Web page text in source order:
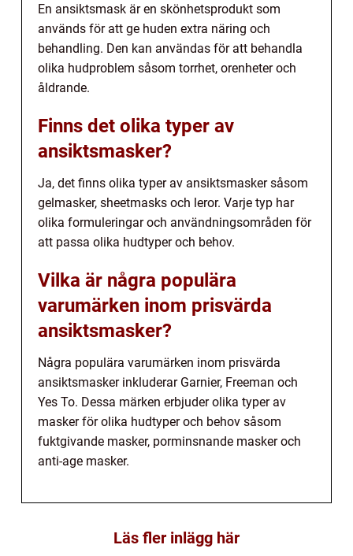
En ansiktsmask är en skönhetsprodukt som
används för att ge huden extra näring och
behandling. Den kan användas för att behandla
olika hudproblem såsom torrhet, orenheter och
åldrande.
Finns det olika typer av
ansiktsmasker?
Ja, det finns olika typer av ansiktsmasker såsom
gelmasker, sheetmasks och leror. Varje typ har
olika formuleringar och användningsområden för
att passa olika hudtyper och behov.
Vilka är några populära
varumärken inom prisvärda
ansiktsmasker?
Några populära varumärken inom prisvärda
ansiktsmasker inkluderar Garnier, Freeman och
Yes To. Dessa märken erbjuder olika typer av
masker för olika hudtyper och behov såsom
fuktgivande masker, porminsnande masker och
anti-age masker.
Läs fler inlägg här